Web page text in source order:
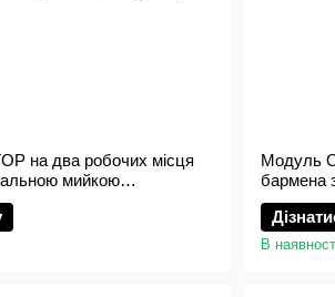
на два робочих місця
мийкою
Модуль
бармена
WASH
В